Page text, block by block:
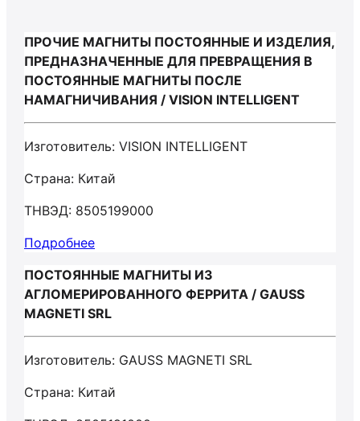
ПРОЧИЕ МАГНИТЫ ПОСТОЯННЫЕ И ИЗДЕЛИЯ,
ПРЕДНАЗНАЧЕННЫЕ ДЛЯ ПРЕВРАЩЕНИЯ В
ПОСТОЯННЫЕ МАГНИТЫ ПОСЛЕ
НАМАГНИЧИВАНИЯ / VISION INTELLIGENT
Изготовитель: VISION INTELLIGENT
Страна: Китай
ТНВЭД: 8505199000
Подробнее
ПОСТОЯННЫЕ МАГНИТЫ ИЗ
АГЛОМЕРИРОВАННОГО ФЕРРИТА / GAUSS
MAGNETI SRL
Изготовитель: GAUSS MAGNETI SRL
Страна: Китай